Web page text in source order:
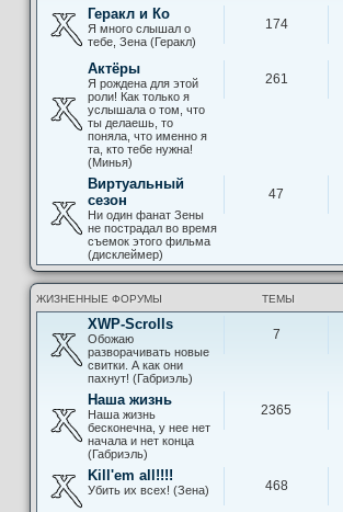
Геракл и Ко
Я много слышал о
тебе, Зена (Геракл)
174
Актёры
Я рождена для этой
роли! Как только я
услышала о том, что
ты делаешь, то
поняла, что именно я
та, кто тебе нужна!
(Минья)
261
Виртуальный
сезон
Ни один фанат Зены
не пострадал во время
съемок этого фильма
(дисклеймер)
47
ЖИЗНЕННЫЕ ФОРУМЫ ТЕМЫ
XWP-Scrolls
Обожаю
разворачивать новые
свитки. А как они
пахнут! (Габриэль)
7
Наша жизнь
Наша жизнь
бесконечна, у нее нет
начала и нет конца
(Габриэль)
2365
Kill'em all!!!!
Убить их всех! (Зена) 468